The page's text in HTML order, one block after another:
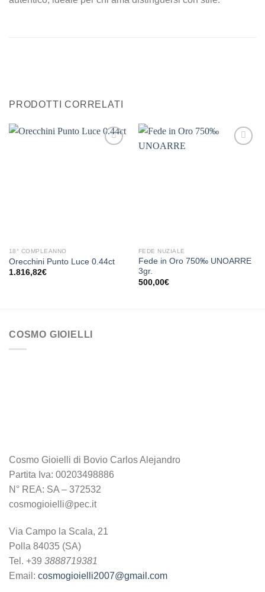
PRODOTTI CORRELATI
18° COMPLEANNO
Orecchini Punto Luce 0.44ct
1.816,82€
FEDE NUZIALE
Fede in Oro 750‰ UNOARRE
3gr.
500,00€
COSMO GIOIELLI
Cosmo Gioielli di Bovio Carlos Alejandro
Partita Iva: 00203498886
N° REA: SA – 372532
cosmogioielli@pec.it
Via Campo la Scala, 21
Polla 84035 (SA)
Tel. +39 3888719381
Email: cosmogioielli2007@gmail.com